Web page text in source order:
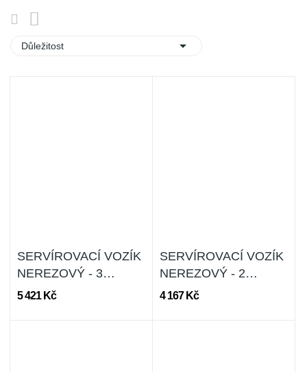
Důležitost 
SERVÍROVACÍ VOZÍK
NEREZOVÝ - 3
POLICE
5 421 Kč
SERVÍROVACÍ VOZÍK
NEREZOVÝ - 2
POLICE
4 167 Kč